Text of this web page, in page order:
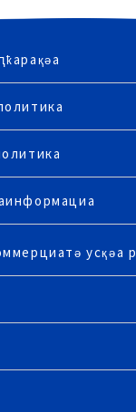
усқәа